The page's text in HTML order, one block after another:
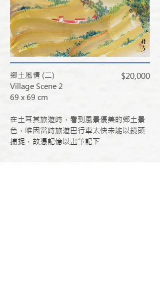
鄉土風情 (二)
Village Scene 2
69 x 69 cm
​在土耳其旅遊時，看到風景優美的鄉土景
色，唯因當時旅遊巴行車太快未能以鏡頭
捕捉，故憑記憶以畫筆記下
$20,000